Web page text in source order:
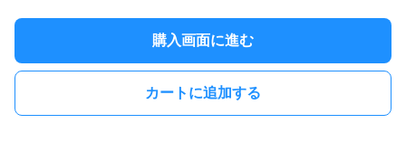
購入画面に進む
カートに追加する